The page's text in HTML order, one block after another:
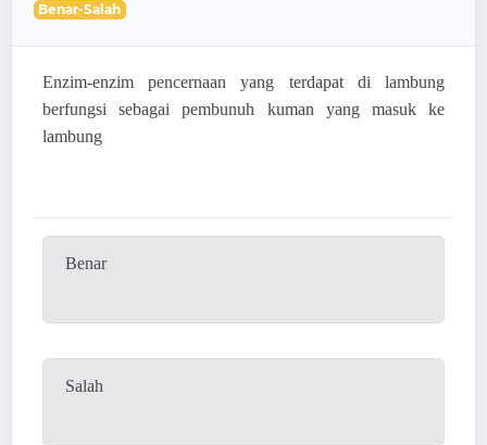
Benar-Salah
Enzim-enzim pencernaan yang terdapat di lambung
berfungsi sebagai pembunuh kuman yang masuk ke
lambung
Benar
Salah